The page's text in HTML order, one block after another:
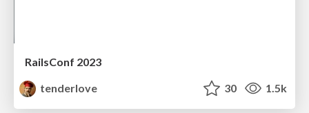
RailsConf 2023
tenderlove
30 1.5k